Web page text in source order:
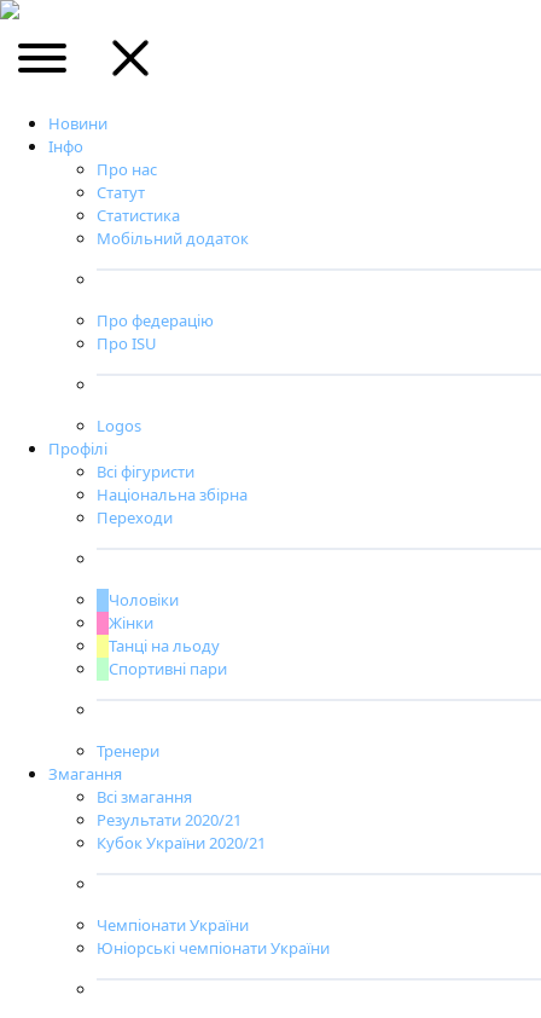
Новини
Інфо
Про нас
Статут
Статистика
Мобільний додаток
Про федерацію
Про ISU
Logos
Профілі
Всі фігуристи
Національна збірна
Переходи
Чоловіки
Жінки
Танці на льоду
Спортивні пари
Тренери
Змагання
Всі змагання
Результати 2020/21
Кубок України 2020/21
Чемпіонати України
Юніорські чемпіонати України